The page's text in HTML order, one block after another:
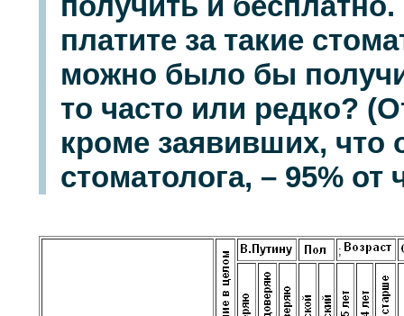
платите за такие
можно было бы
то часто или редко?
кроме заявивших, что
стоматолога, – 95%
;